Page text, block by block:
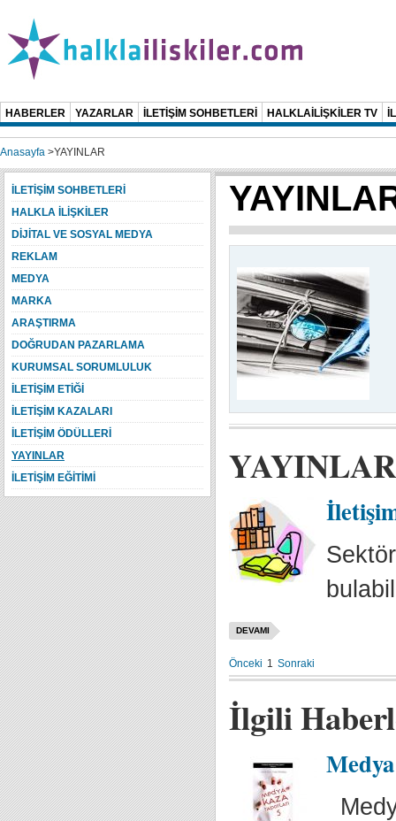
HABERLER YAZARLAR İLETİŞİM SOHBETLERİ HALKLAİLİŞKİLER TV
Anasayfa >YAYINLAR
YAYINLAR
DEVAMI
Önceki 1 Sonraki
İlgili
İLETİŞİM SOHBETLERİ
HALKLA İLİŞKİLER
DİJİTAL VE SOSYAL MEDYA
REKLAM
MEDYA
MARKA
ARAŞTIRMA
DOĞRUDAN PAZARLAMA
KURUMSAL SORUMLULUK
İLETİŞİM ETİĞİ
İLETİŞİM KAZALARI
İLETİŞİM ÖDÜLLERİ
YAYINLAR
İLETİŞİM EĞİTİMİ